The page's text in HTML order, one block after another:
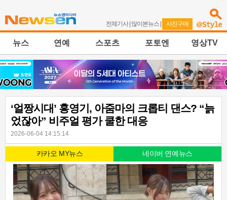
전체기사| 많이본뉴스 | 사진구매
뉴스 연예 스포츠 포토엔 영상TV
‘얼짱시대’ 홍영기, 아줌마의 크롭티 댄스? “늙
었잖아” 비주얼 평가 쿨한 대응
2026-06-04 14:15:14
카카오 MY뉴스 네이버 연예뉴스